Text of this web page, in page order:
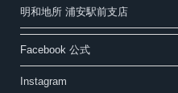
明和地所 浦安駅前支店
Facebook 公式
Instagram